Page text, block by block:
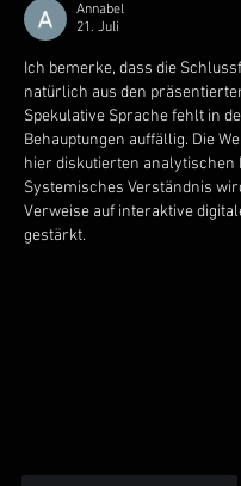
Annabel
21. Juli
Ich bemerke, dass die
natürlich aus den
Spekulative Sprache fehlt in
Behauptungen auffällig. Die
hier diskutierten analytischen
Systemisches Verständnis
Verweise auf interaktive
gestärkt.